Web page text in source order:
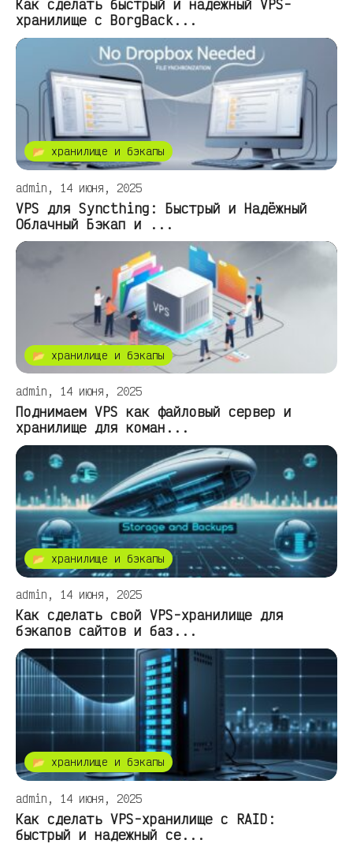
Как сделать быстрый и надежный VPS-
хранилище с BorgBack...
📂 хранилище и бэкапы
admin, 14 июня, 2025
VPS для Syncthing: Быстрый и Надёжный
Облачный Бэкап и ...
📂 хранилище и бэкапы
admin, 14 июня, 2025
Поднимаем VPS как файловый сервер и
хранилище для коман...
📂 хранилище и бэкапы
admin, 14 июня, 2025
Как сделать свой VPS-хранилище для
бэкапов сайтов и баз...
📂 хранилище и бэкапы
admin, 14 июня, 2025
Как сделать VPS-хранилище с RAID:
быстрый и надежный се...